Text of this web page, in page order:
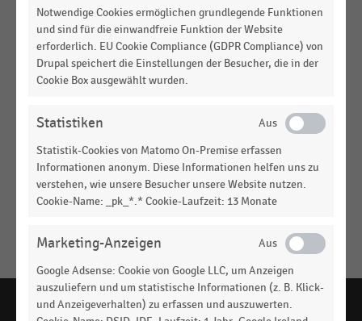
Zukünftig installierte Funktionalitäten der im
Handel eingesetzten Kassensysteme (2024)
DEUTSCHSPRACHIGER EINZELHANDEL|STATISTIK
Aktuelle Funktionalitäten der im Handel
DEUTSCHSPRACHIGER EINZELHANDEL |STATISTIK
Zukünftig installierte Funktionalitäten der im
Handel eingesetzten Kassensysteme (2022)
DEUTSCHSPRACHIGER EINZELHANDEL
Aktuelle Funktionalitäten der im Handel
MEHR
ANZEIGEN
Ergebnisse
gefunden
Notwendige Cookies ermöglichen grundlegende Funktionen
und sind für die einwandfreie Funktion der Website
erforderlich. EU Cookie Compliance (GDPR Compliance) von
Drupal speichert die Einstellungen der Besucher, die in der
Cookie Box ausgewählt wurden.
Statistiken
Statistik-Cookies von Matomo On-Premise erfassen
Informationen anonym. Diese Informationen helfen uns zu
verstehen, wie unsere Besucher unsere Website nutzen.
Cookie-Name: _pk_*.* Cookie-Laufzeit: 13 Monate
Marketing-Anzeigen
Google Adsense: Cookie von Google LLC, um Anzeigen
auszuliefern und um statistische Informationen (z. B. Klick-
und Anzeigeverhalten) zu erfassen und auszuwerten.